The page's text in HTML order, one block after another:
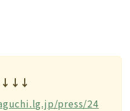
↓↓↓
press/24